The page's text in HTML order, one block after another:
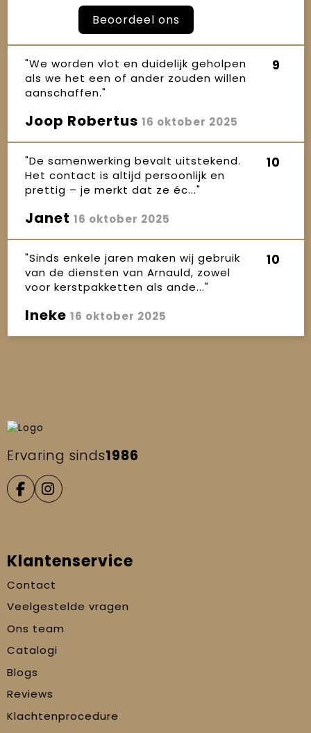
Beoordeel ons
"We worden vlot en duidelijk geholpen
als we het een of ander zouden willen
aanschaffen."
9
Joop Robertus 16 oktober 2025
"De samenwerking bevalt uitstekend.
Het contact is altijd persoonlijk en
prettig – je merkt dat ze éc..."
10
Janet 16 oktober 2025
"Sinds enkele jaren maken wij gebruik
van de diensten van Arnauld, zowel
voor kerstpakketten als ande..."
10
Ineke 16 oktober 2025
Ervaring sinds1986
Klantenservice
Contact
Veelgestelde vragen
Ons team
Catalogi
Blogs
Reviews
Klachtenprocedure